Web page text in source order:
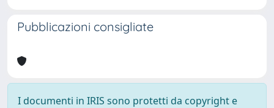
Pubblicazioni consigliate
I documenti in IRIS sono protetti da copyright e